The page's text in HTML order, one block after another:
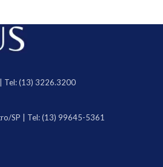
| Tel: (13) 3226.3200
SP | Tel: (13) 99645-5361